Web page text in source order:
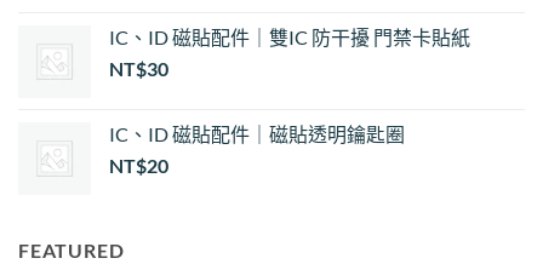
NT$35
IC、ID 磁貼配件｜雙IC 防干擾 門禁卡貼紙
NT$30
IC、ID 磁貼配件｜磁貼透明鑰匙圈
NT$20
FEATURED